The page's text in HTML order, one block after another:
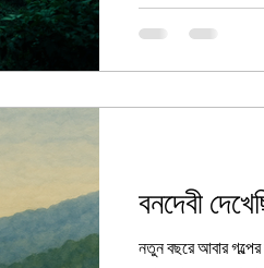
বনদেবী
নতুন বছরে আবার গল্পের ঝুলি বনেপাহাড়ের